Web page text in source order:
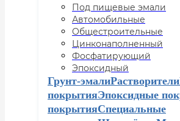
Под пищевые эмали
Автомобильные
Общестроительные
Цинконаполненный
Фосфатирующий
Эпоксидный
Грунт-эмалиРастворители
покрытияЭпоксидные
покрытияСпециальные